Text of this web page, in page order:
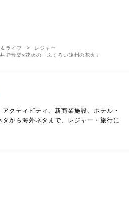
ライフ
レジャー
音楽×花火の「ふくろい遠州の花火」
クティビティ、新商業施設、ホテル・
から海外ネタまで、レジャー・旅行に